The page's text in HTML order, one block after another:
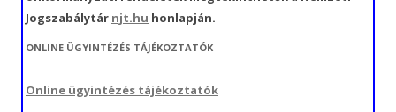
Jogszabálytár njt.hu honlapján.
ONLINE ÜGYINTÉZÉS TÁJÉKOZTATÓK
Online ügyintézés tájékoztatók